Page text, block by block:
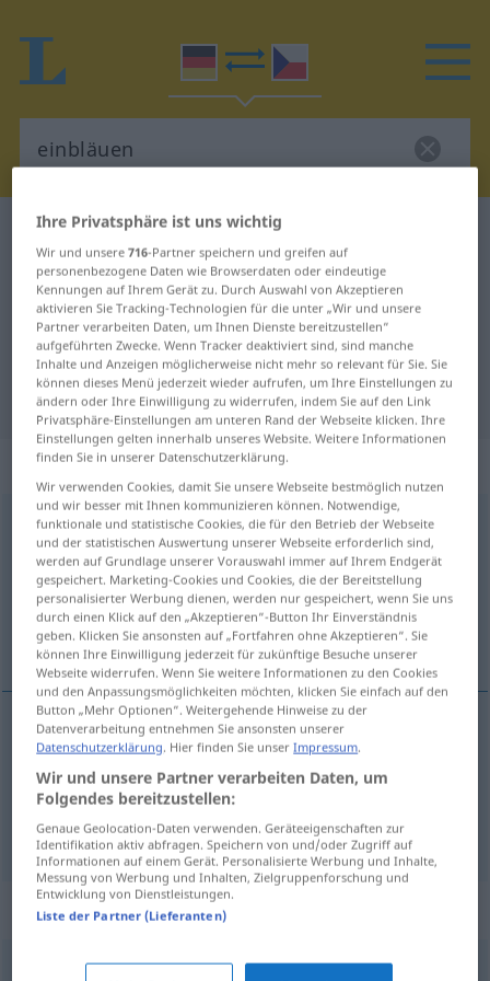
Deutsch-Tschechisch Wörterbuch
Deutsch-Tschechisch Übersetzung
für "einbläuen"
"einbläuen" Tschechisch
Übersetzung
„einbläuen“
einbläuen
Übersicht aller Übersetzungen
(Für mehr Details die Übersetzung anklicken/antippen)
vtloukat komu co do hlavy
Beispiele
jemandem et einbläuen UMG
vtloukat<vtlouct>komu co do hlavy
Synonyme für "einbläuen"
Ihre Privatsphäre ist uns wichtig
Wir und unsere716-Partner speichern und greifen auf
personenbezogene Daten wie Browserdaten oder eindeutige
Kennungen auf Ihrem Gerät zu. Durch Auswahl von Akzeptieren
aktivieren Sie Tracking-Technologien für die unter „Wir und unsere
Partner verarbeiten Daten, um Ihnen Dienste bereitzustellen“
aufgeführten Zwecke. Wenn Tracker deaktiviert sind, sind manche
Inhalte und Anzeigen möglicherweise nicht mehr so relevant für Sie. Sie
können dieses Menü jederzeit wieder aufrufen, um Ihre Einstellungen zu
ändern oder Ihre Einwilligung zu widerrufen, indem Sie auf den Link
Privatsphäre-Einstellungen am unteren Rand der Webseite klicken. Ihre
Einstellungen gelten innerhalb unseres Website. Weitere Informationen
finden Sie in unserer Datenschutzerklärung.
Wir verwenden Cookies, damit Sie unsere Webseite bestmöglich nutzen
und wir besser mit Ihnen kommunizieren können. Notwendige,
funktionale und statistische Cookies, die für den Betrieb der Webseite
und der statistischen Auswertung unserer Webseite erforderlich sind,
werden auf Grundlage unserer Vorauswahl immer auf Ihrem Endgerät
gespeichert. Marketing-Cookies und Cookies, die der Bereitstellung
personalisierter Werbung dienen, werden nur gespeichert, wenn Sie uns
durch einen Klick auf den „Akzeptieren“-Button Ihr Einverständnis
geben. Klicken Sie ansonsten auf „Fortfahren ohne Akzeptieren“. Sie
können Ihre Einwilligung jederzeit für zukünftige Besuche unserer
Webseite widerrufen. Wenn Sie weitere Informationen zu den Cookies
und den Anpassungsmöglichkeiten möchten, klicken Sie einfach auf den
Button „Mehr Optionen“. Weitergehende Hinweise zu der
Datenverarbeitung entnehmen Sie ansonsten unserer
Datenschutzerklärung. Hier finden Sie unserImpressum.
Wir und unsere Partner verarbeiten Daten, um
Folgendes bereitzustellen:
Genaue Geolocation-Daten verwenden. Geräteeigenschaften zur
Identifikation aktiv abfragen. Speichern von und/oder Zugriff auf
Informationen auf einem Gerät. Personalisierte Werbung und Inhalte,
Messung von Werbung und Inhalten, Zielgruppenforschung und
Entwicklung von Dienstleistungen.
Liste der Partner (Lieferanten)